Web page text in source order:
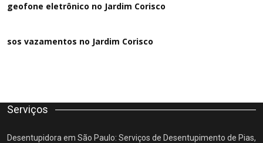
geofone eletrônico no Jardim Corisco
sos vazamentos no Jardim Corisco
Serviços
Desentupidora em São Paulo: Serviços de Desentupimento de Pias,